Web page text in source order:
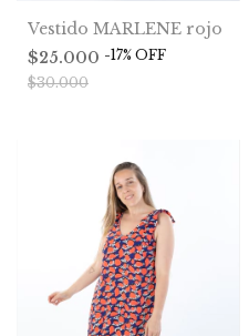
Vestido MARLENE rojo
$25.000 -17% OFF
$30.000